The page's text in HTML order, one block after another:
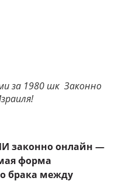
за 1980 шк Законно
законно онлайн —
форма
брака между